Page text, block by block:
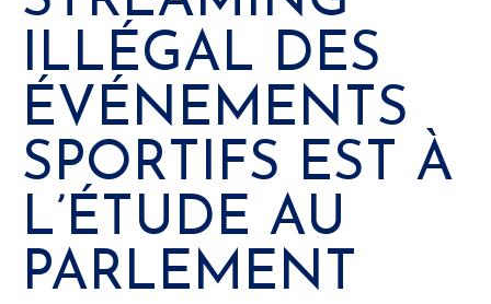
ILLÉGAL DES
ÉVÉNEMENTS
SPORTIFS EST À
L’ÉTUDE AU
PARLEMENT